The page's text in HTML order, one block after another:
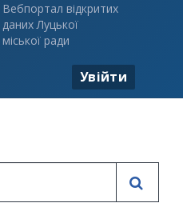
Вебпортал відкритих
даних Луцької
міської ради
Увійти